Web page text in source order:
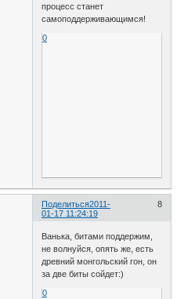
процесс станет
самоподдерживающимся!
0
Поделиться 8
2011-
01-17 11:24:19
Ванька, битами поддержим,
не волнуйся, опять же, есть
древний монгольский гон, он
за две биты сойдет:)
0